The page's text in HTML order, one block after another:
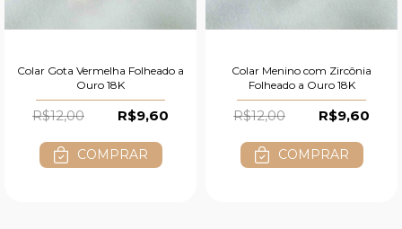
Colar Gota Vermelha Folheado a
Ouro 18K
R$12,00 R$9,60
COMPRAR
Colar Menino com Zircônia
Folheado a Ouro 18K
R$12,00 R$9,60
COMPRAR